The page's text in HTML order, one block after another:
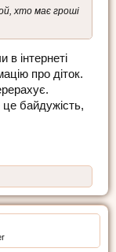
хто має гроші
інтернеті
про діток.
байдужість,